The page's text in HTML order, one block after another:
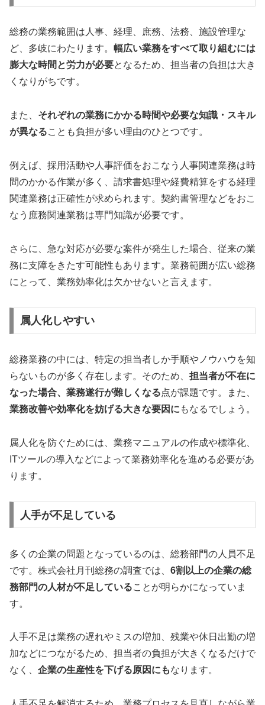
総務の業務範囲は人事、経理、庶務、法務、施設管理な
ど、多岐にわたります。 幅広い業務をすべて取り組むには
膨大な時間と労力が必要となるため、担当者の負担は大き
くなりがちです。
また、 それぞれの業務にかかる時間や必要な知識・スキル
が異なることも負担が多い理由のひとつです。
例えば、採用活動や人事評価をおこなう人事関連業務は時
間のかかる作業が多く、請求書処理や経費精算をする経理
関連業務は正確性が求められます。契約書管理などをおこ
なう庶務関連業務は専門知識が必要です。
さらに、急な対応が必要な案件が発生した場合、従来の業
務に支障をきたす可能性もあります。業務範囲が広い総務
にとって、業務効率化は欠かせないと言えます。
属人化しやすい
総務業務の中には、特定の担当者しか手順やノウハウを知
らないものが多く存在します。そのため、 担当者が不在に
なった場合、業務遂行が難しくなる点が課題です。また、
業務改善や効率化を妨げる大きな要因に もなるでしょう。
属人化を防ぐためには、業務マニュアルの作成や標準化、
ITツールの導入などによって業務効率化を進める必要があ
ります。
人手が不足している
多くの企業の問題となっているのは、総務部門の人員不足
です。株式会社月刊総務の調査では、 6割以上の企業の総
務部門の人材が不足していることが明らかになっていま
す。
人手不足は業務の遅れやミスの増加、残業や休日出勤の増
加などにつながるため、担当者の負担が大きくなるだけで
なく、 企業の生産性を下げる原因にもなります。